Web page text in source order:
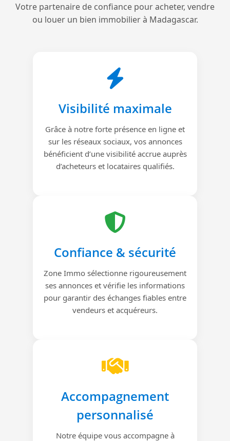
Votre partenaire de confiance pour acheter, vendre
ou louer un bien immobilier à Madagascar.
Visibilité maximale
Grâce à notre forte présence en ligne et
sur les réseaux sociaux, vos annonces
bénéficient d’une visibilité accrue auprès
d’acheteurs et locataires qualifiés.
Confiance & sécurité
Zone Immo sélectionne rigoureusement
ses annonces et vérifie les informations
pour garantir des échanges fiables entre
vendeurs et acquéreurs.
Accompagnement
personnalisé
Notre équipe vous accompagne à